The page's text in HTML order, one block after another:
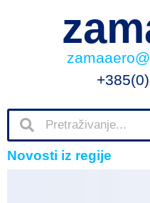
Novosti iz regije